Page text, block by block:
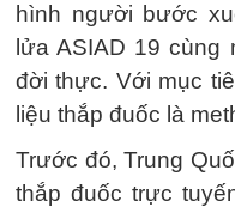
hình người bước
lửa ASIAD 19
đời thực. Với mục
liệu thắp đuốc là
Trước đó, Trung
thắp đuốc trực